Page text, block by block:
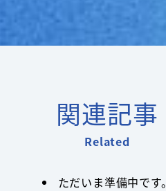
関連記事
Related
ただいま準備中です。